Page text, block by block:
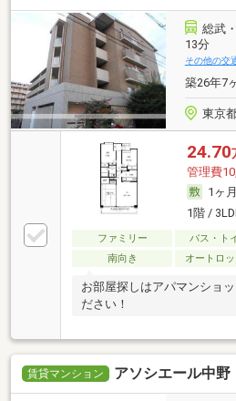
総武
13分
その他の交
築26年7
東京
24.70
管理費
1ヶ月
1階 /
ファミリー バス・ト
南向き
オートロ
お部屋探しはアパマンショ
ださい！
賃貸マンション アソシエール中